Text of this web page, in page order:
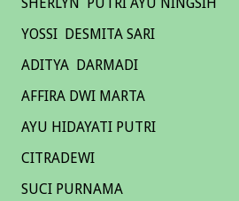
YOSSI DESMITA SARI
ADITYA DARMADI
AFFIRA DWI MARTA
AYU HIDAYATI PUTRI
CITRADEWI
SUCI PURNAMA